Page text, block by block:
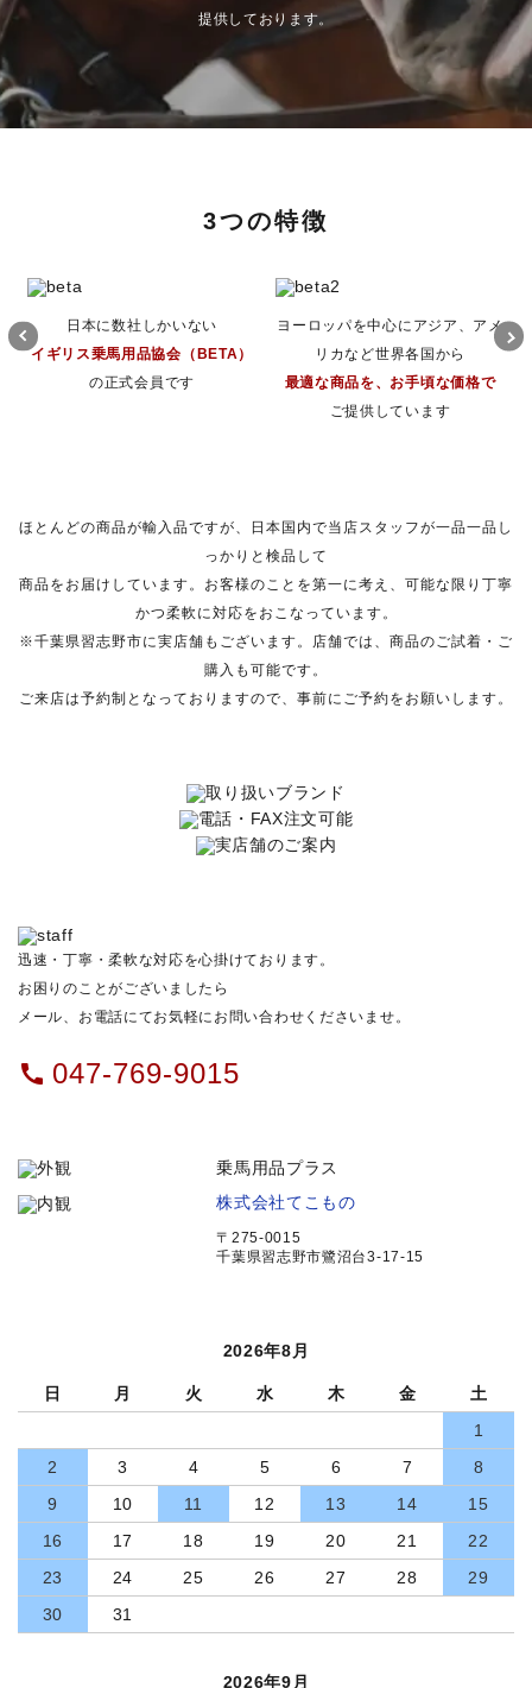
提供しております。
3つの特徴
日本に数社しかいない
イギリス乗馬用品協会（BETA）
の正式会員です
ヨーロッパを中心にアジア、アメ
リカなど世界各国から
最適な商品を、お手頃な価格で
ご提供しています
ほとんどの商品が輸入品ですが、日本国内で当店スタッフが一品一品し
っかりと検品して
商品をお届けしています。お客様のことを第一に考え、可能な限り丁寧
かつ柔軟に対応をおこなっています。
※千葉県習志野市に実店舗もございます。店舗では、商品のご試着・ご
購入も可能です。
ご来店は予約制となっておりますので、事前にご予約をお願いします。
迅速・丁寧・柔軟な対応を心掛けております。
お困りのことがございましたら
メール、お電話にてお気軽にお問い合わせくださいませ。
call 047-769-9015
乗馬用品プラス
株式会社てこもの
〒275-0015
千葉県習志野市鷺沼台3-17-15
2026年8月
日 月 火 水 木 金
土
1
2
3 4 5 6 7
8
9
10 11 12 13 14
15
16
17 18 19 20 21
22
23
24 25 26 27 28
29
30
31
2026年9月